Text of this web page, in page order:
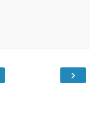
›